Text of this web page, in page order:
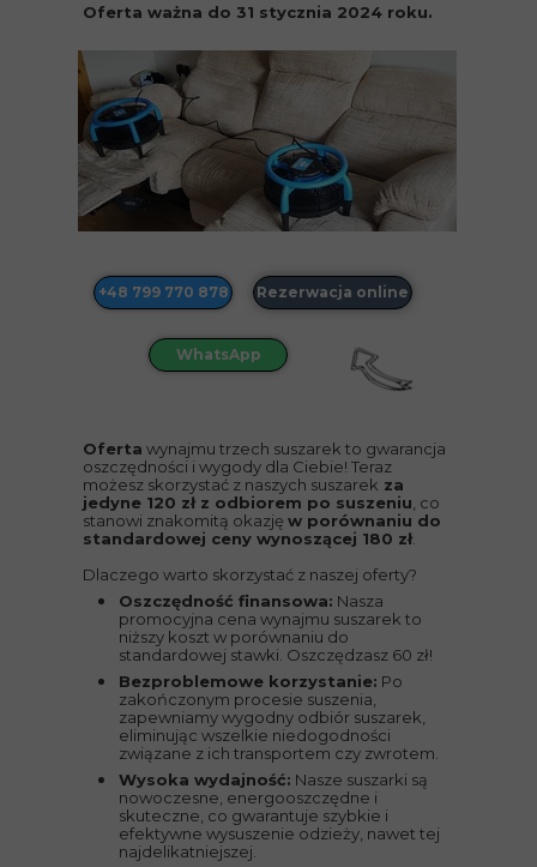
Oferta wynajmu trzech suszarek to gwarancja
oszczędności i wygody dla Ciebie! Teraz
możesz skorzystać z naszych suszarek za
jedyne 120 zł z odbiorem po suszeniu , co
stanowi znakomitą okazję w porównaniu do
standardowej ceny wynoszącej 180 zł
Dlaczego warto skorzystać z naszej oferty?
Oszczędność finansowa: Nasza
promocyjna cena wynajmu suszarek to
niższy koszt w porównaniu do
standardowej stawki. Oszczędzasz 60 zł!
Bezproblemowe korzystanie: Po
zakończonym procesie suszenia,
zapewniamy wygodny odbiór suszarek,
eliminując wszelkie niedogodności
związane z ich transportem czy zwrotem.
Wysoka wydajność: Nasze suszarki są
nowoczesne, energooszczędne i
skuteczne, co gwarantuje szybkie i
efektywne wysuszenie odzieży, nawet tej
najdelikatniejszej.
WhatsApp
+48 799 770 878 Rezerwacja online
Oferta ważna do 31 stycznia 2024 roku.